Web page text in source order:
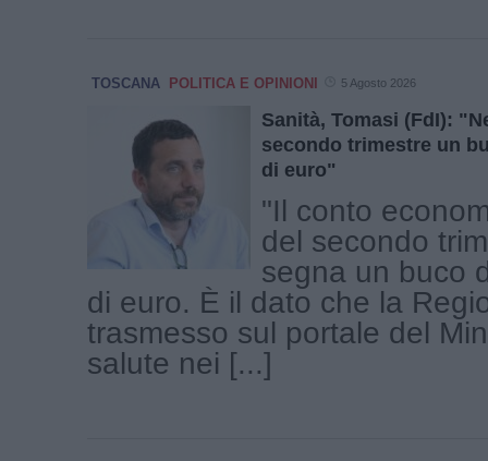
TOSCANA POLITICA E OPINIONI 5 Agosto 2026
Sanità, Tomasi (FdI):
secondo trimestre un
di euro"
"Il conto
del secondo
segna un buco
di euro. È il dato che la
trasmesso sul portale del
salute nei [...]